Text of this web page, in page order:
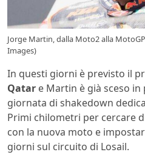
Jorge Martin, dalla Moto2 alla
Images)
In questi giorni è previsto il
Qatar e Martin è già sceso
giornata di shakedown
Primi chilometri per cercare
con la nuova moto e
giorni sul circuito di Losail.